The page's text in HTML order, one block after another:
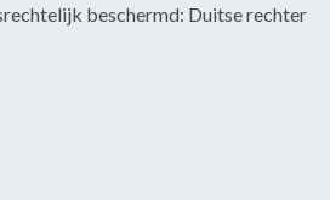
beschermd: Duitse rechter